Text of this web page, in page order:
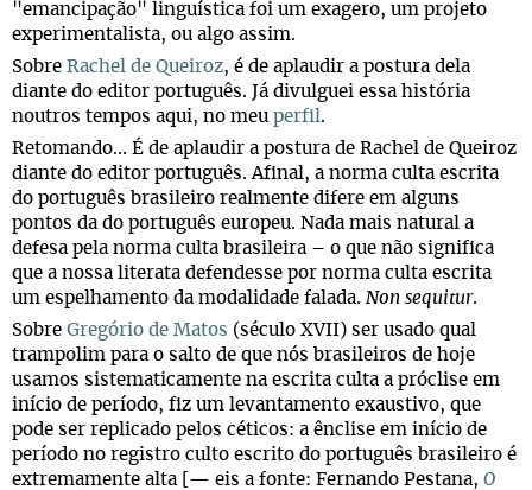
"emancipação" linguística foi um exagero, um projeto
experimentalista, ou algo assim.
Sobre Rachel de Queiroz, é de aplaudir a postura dela
diante do editor português. Já divulguei essa história
noutros tempos aqui, no meu perfil.
Retomando... É de aplaudir a postura de Rachel de Queiroz
diante do editor português. Afinal, a norma culta escrita
do português brasileiro realmente difere em alguns
pontos da do português europeu. Nada mais natural a
defesa pela norma culta brasileira – o que não significa
que a nossa literata defendesse por norma culta escrita
um espelhamento da modalidade falada. Non sequitur.
Sobre Gregório de Matos (século XVII) ser usado qual
trampolim para o salto de que nós brasileiros de hoje
usamos sistematicamente na escrita culta a próclise em
início de período, fiz um levantamento exaustivo, que
pode ser replicado pelos céticos: a ênclise em início de
período no registro culto escrito do português brasileiro é
extremamente alta [— eis a fonte: Fernando Pestana, O